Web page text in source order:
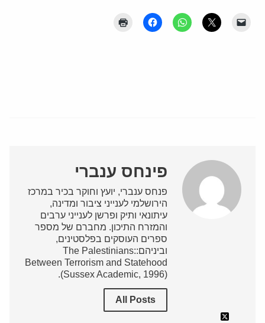
פינחס ענברי
פנחס ענברי, יועץ וחוקר בכיר במרכז
הירושלמי לענייני ציבור ומדינה,
עיתונאי ותיק ופרשן לענייני ערבים
והמזרח התיכון. מחברם של מספר
ספרים העוסקים בפלסטינים,
וביניהם:The Palestinians:
Between Terrorism and Statehood
(Sussex Academic, 1996).
All Posts